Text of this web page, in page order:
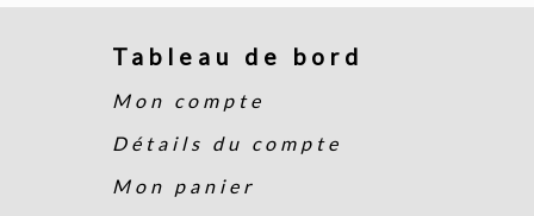
Tableau de bord
Mon compte
Détails du compte
Mon panier